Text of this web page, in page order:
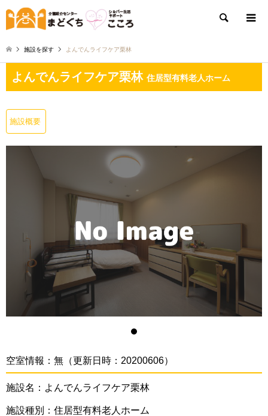
検索
施設を探す よんでんライフケア栗林
よんでんライフケア栗林 住居型有料老人ホーム
施設概要
空室情報：無（更新日時：20200606）
施設名：よんでんライフケア栗林
施設種別：住居型有料老人ホーム